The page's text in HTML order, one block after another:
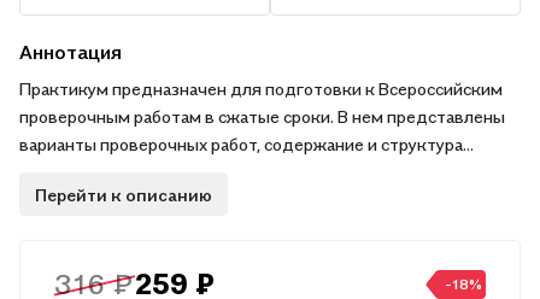
Аннотация
Практикум предназначен для подготовки к Всероссийским
проверочным работам в сжатые сроки. В нем представлены
варианты проверочных работ, содержание и структура
проверочной работы по математике для 4 класса (2018).
подготовки ученики могут с помощью рекомендаций
Перейти к описанию
316 ₽259 ₽ -18%